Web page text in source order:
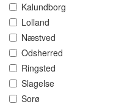
Kalundborg
Lolland
Næstved
Odsherred
Ringsted
Slagelse
Sorø